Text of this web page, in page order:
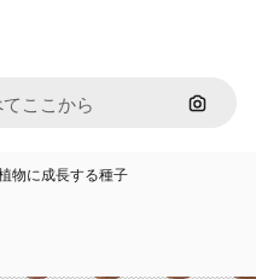
画像で
物に成長する種子